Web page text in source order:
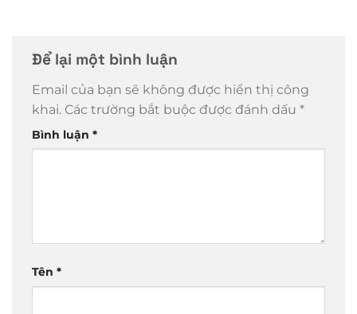
Để lại một bình luận
Email của bạn sẽ không được hiển thị công
khai. Các trường bắt buộc được đánh dấu *
Bình luận *
Tên *